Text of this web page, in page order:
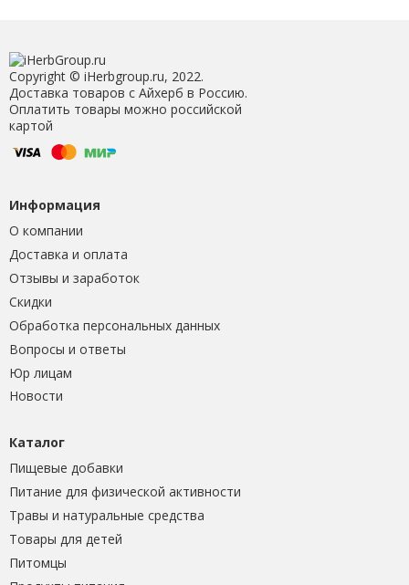
Copyright © iHerbgroup.ru, 2022.
Доставка товаров с Айхерб в Россию.
Оплатить товары можно российской
картой
Информация
О компании
Доставка и оплата
Отзывы и заработок
Скидки
Обработка персональных данных
Вопросы и ответы
Юр лицам
Новости
Каталог
Пищевые добавки
Питание для физической активности
Травы и натуральные средства
Товары для детей
Питомцы